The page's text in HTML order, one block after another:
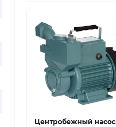
Центробежный насос